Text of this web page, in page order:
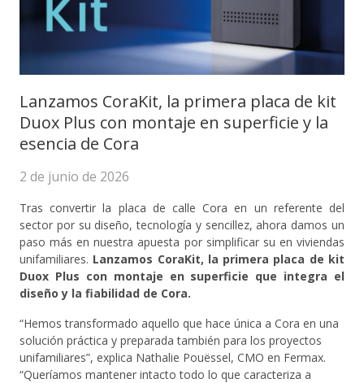
Lanzamos CoraKit, la primera placa de kit
Duox Plus con montaje en superficie y la
esencia de Cora
2 de junio de 2026
Tras convertir la placa de calle Cora en un referente del
sector por su diseño, tecnología y sencillez, ahora damos un
paso más en nuestra apuesta por simplificar su en viviendas
unifamiliares. Lanzamos CoraKit, la primera placa de kit
Duox Plus con montaje en superficie que integra el
diseño y la fiabilidad de Cora.
“Hemos transformado aquello que hace única a Cora en una
solución práctica y preparada también para los proyectos
unifamiliares”, explica Nathalie Pouëssel, CMO en Fermax.
“Queríamos mantener intacto todo lo que caracteriza a